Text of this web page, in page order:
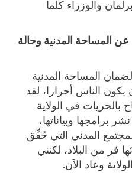
والوزراء كلما
المساحة المدنية وحالة
في 24 يونيو لضمان المساحة المدنية
يكون الناس أحرارا، لقد
بالحريات في الولاية
برامجها وبياناتها،
المدني التي حُقِّق
فر من البلاد، لكنني
وعاد الآن.